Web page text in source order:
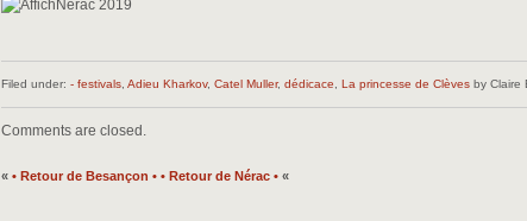
Filed under: - festivals Adieu Kharkov, Catel Muller, dédicace La princesse de Clèves by Claire
Comments are closed.
« • Retour de Besançon • • Retour de Nérac • «